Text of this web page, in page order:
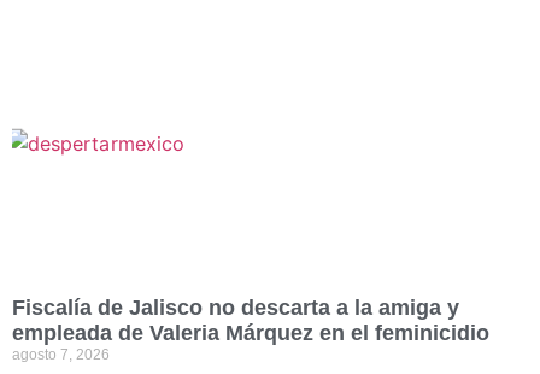
Fiscalía de Jalisco no descarta a la amiga y
empleada de Valeria Márquez en el feminicidio
agosto 7, 2026